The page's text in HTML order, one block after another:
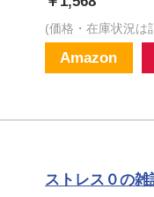
(価格・在庫状況は
Amazon
ストレス０の